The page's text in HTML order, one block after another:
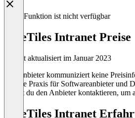
Diese Funktion ist nicht verfügbar
LiveTiles Intranet Preise
Zuletzt aktualisiert im Januar 2023
Der Anbieter kommuniziert keine
übliche Praxis für Softwareanbieter und
kannst du den Anbieter kontaktieren, um
LiveTiles Intranet